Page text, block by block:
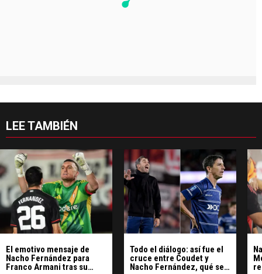
LEE TAMBIÉN
El emotivo mensaje de
Nacho Fernández para
Franco Armani tras su
Todo el diálogo: así fue el
cruce entre Coudet y
Nacho Fernández, qué se